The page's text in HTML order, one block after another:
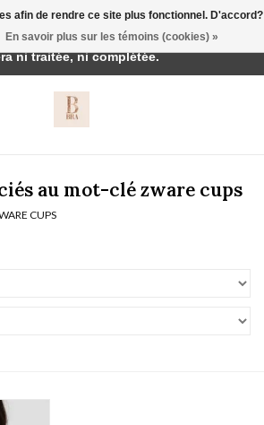
au mot-clé zware cups
CUPS
afin de rendre ce site plus fonctionnel. D'accord?
En savoir plus sur les témoins (cookies) »
construction. Toute commande passée
ni traitée, ni complétée.